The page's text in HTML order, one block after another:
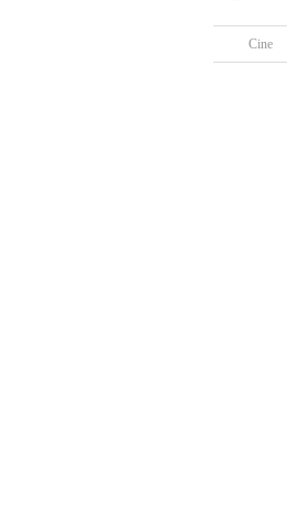
Cine